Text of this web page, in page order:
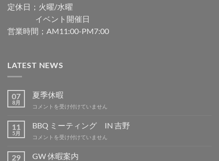
定休日；火曜/水曜
イベント開催日
営業時間；AM11:00-PM7:00
LATEST NEWS
07
8月
夏季休暇
夏
休
は
コメントを受け付けていません
11
5月
BBQ ミーティング IN 吉野
BBQ
ー
コメントを受け付けていません
29 GW 休暇案内